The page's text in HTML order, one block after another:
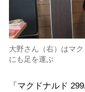
大野さん（右）はマ
にも足を運ぶ
「マクドナルド